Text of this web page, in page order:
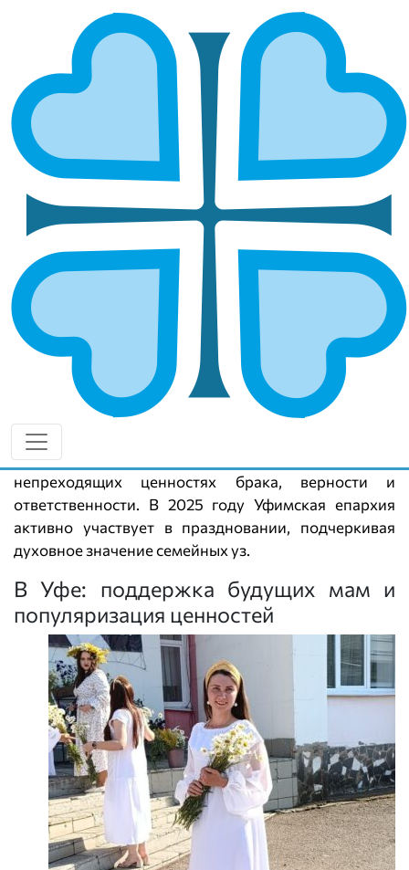
УФИМСКАЯ ЕПАРХИЯ: ДЕНЬ
СЕМЬИ, ЛЮБВИ И ВЕРНОСТИ –
ПРАЗДНИК, ОБЪЕДИНЯЮЩИЙ
СЕРДЦА И УКРЕПЛЯЮЩИЙ
ТРАДИЦИИ
ГЛАВНАЯ
УФИМСКАЯ ЕПАРХИЯ: ДЕНЬ СЕМЬИ, ЛЮБВИ И ВЕРНОСТИ –
ПРАЗДНИК, ОБЪЕДИНЯЮЩИЙ СЕРДЦА И УКРЕПЛЯЮЩИЙ
ТРАДИЦИИ
Ежегодно 8 июля Русская Православная Церковь и
вся страна отмечают День семьи, любви и верности,
приуроченный ко дню памяти святых благоверных
князя Петра и княгини Февронии Муромских. Этот
праздник является важным напоминанием о
непреходящих ценностях брака, верности и
ответственности. В 2025 году Уфимская епархия
активно участвует в праздновании, подчеркивая
духовное значение семейных уз.
В Уфе: поддержка будущих мам и
популяризация ценностей